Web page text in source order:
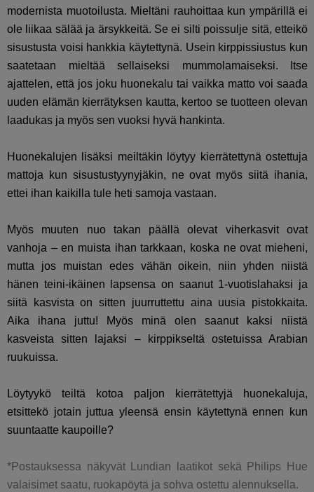
modernista muotoilusta. Mieltäni rauhoittaa kun ympärillä ei
ole liikaa sälää ja ärsykkeitä. Se ei silti poissulje sitä, etteikö
sisustusta voisi hankkia käytettynä. Usein kirppissiustus kun
saatetaan mieltää sellaiseksi mummolamaiseksi. Itse
ajattelen, että jos joku huonekalu tai vaikka matto voi saada
uuden elämän kierrätyksen kautta, kertoo se tuotteen olevan
laadukas ja myös sen vuoksi hyvä hankinta.
Huonekalujen lisäksi meiltäkin löytyy kierrätettynä ostettuja
mattoja kun sisustustyynyjäkin, ne ovat myös siitä ihania,
ettei ihan kaikilla tule heti samoja vastaan.
Myös muuten nuo takan päällä olevat viherkasvit ovat
vanhoja – en muista ihan tarkkaan, koska ne ovat mieheni,
mutta jos muistan edes vähän oikein, niin yhden niistä
hänen teini-ikäinen lapsensa on saanut 1-vuotislahaksi ja
siitä kasvista on sitten juurruttettu aina uusia pistokkaita.
Aika ihana juttu! Myös minä olen saanut kaksi niistä
kasveista sitten lajaksi – kirppikseltä ostetuissa Arabian
ruukuissa.
Löytyykö teiltä kotoa paljon kierrätettyjä huonekaluja,
etsittekö jotain juttua yleensä ensin käytettynä ennen kun
suuntaatte kaupoille?
*Postauksessa näkyvät Lundian laatikot sekä Philips Hue
valaisimet saatu, ruokapöytä ja sohva ostettu alennuksella.